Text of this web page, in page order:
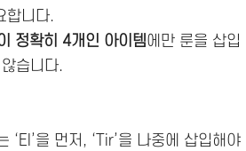
합니다.
정확히 4개인 아이템에만 룬을 삽입
습니다.
‘El’을 먼저, ‘Tir’을 나중에 삽입해야